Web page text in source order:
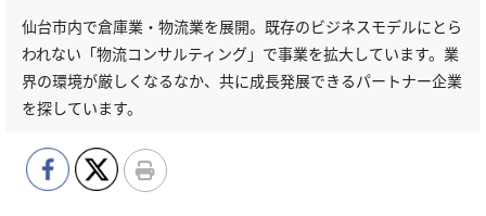
仙台市内で倉庫業・物流業を展開。既存のビジネスモデルにとら
われない「物流コンサルティング」で事業を拡大しています。業
界の環境が厳しくなるなか、共に成長発展できるパートナー企業
を探しています。